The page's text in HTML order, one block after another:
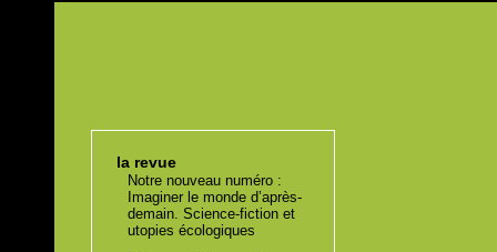
la revue
Notre nouveau numéro :
Imaginer le monde d’après-
demain. Science-fiction et
utopies écologiques